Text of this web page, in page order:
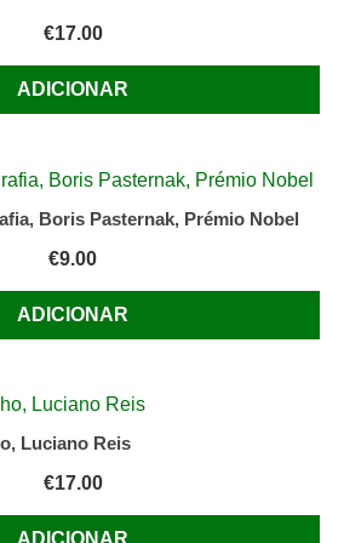
€17.00
ADICIONAR
Boris Pasternak, Prémio Nobel
€9.00
ADICIONAR
Luciano Reis
€17.00
ADICIONAR